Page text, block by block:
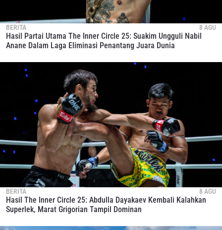
BERITA 8 AGU
Hasil Partai Utama The Inner Circle 25: Suakim Ungguli Nabil
Anane Dalam Laga Eliminasi Penantang Juara Dunia
BERITA 8 AGU
Hasil The Inner Circle 25: Abdulla Dayakaev Kembali Kalahkan
Superlek, Marat Grigorian Tampil Dominan